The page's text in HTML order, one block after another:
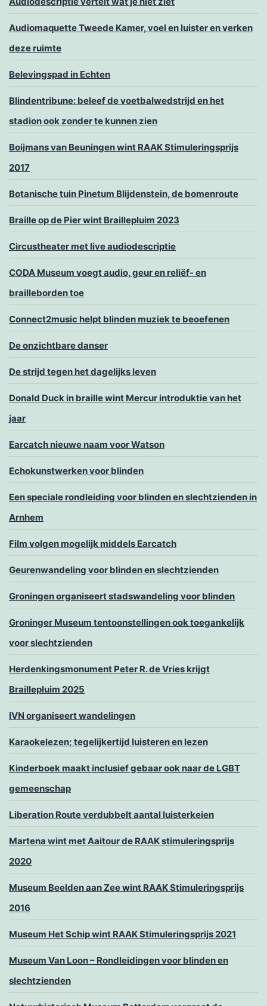
Audiomaquette Tweede Kamer, voel en luister en verken
deze ruimte
Belevingspad in Echten
Blindentribune: beleef de voetbalwedstrijd en het
stadion ook zonder te kunnen zien
Boijmans van Beuningen wint RAAK Stimuleringsprijs
2017
Botanische tuin Pinetum Blijdenstein, de bomenroute
Braille op de Pier wint Braillepluim 2023
Circustheater met live audiodescriptie
CODA Museum voegt audio, geur en reliëf- en
brailleborden toe
Connect2music helpt blinden muziek te beoefenen
De onzichtbare danser
De strijd tegen het dagelijks leven
Donald Duck in braille wint Mercur introduktie van het
jaar
Earcatch nieuwe naam voor Watson
Echokunstwerken voor blinden
Een speciale rondleiding voor blinden en slechtzienden in
Arnhem
Film volgen mogelijk middels Earcatch
Geurenwandeling voor blinden en slechtzienden
Groningen organiseert stadswandeling voor blinden
Groninger Museum tentoonstellingen ook toegankelijk
voor slechtzienden
Herdenkingsmonument Peter R. de Vries krijgt
Braillepluim 2025
IVN organiseert wandelingen
Karaokelezen; tegelijkertijd luisteren en lezen
Kinderboek maakt inclusief gebaar ook naar de LGBT
gemeenschap
Liberation Route verdubbelt aantal luisterkeien
Martena wint met Aaitour de RAAK stimuleringsprijs
2020
Museum Beelden aan Zee wint RAAK Stimuleringsprijs
2016
Museum Het Schip wint RAAK Stimuleringsprijs 2021
Museum Van Loon – Rondleidingen voor blinden en
slechtzienden